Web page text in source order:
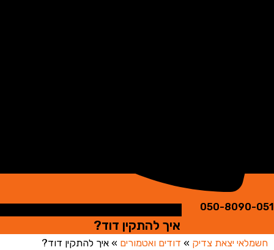
050-
איך להתקין דוד?
יצאת צדיק »דודים ואטמורים»איך להתקין דוד?